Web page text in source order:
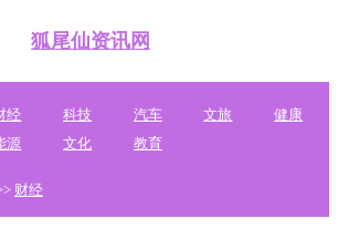
狐尾仙资讯网
经 科技 汽车 文旅
健康
源 文化 教育
财经